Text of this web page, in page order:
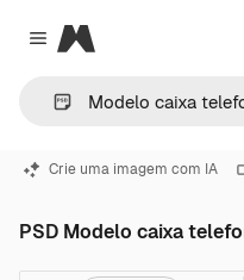
Close menu
Magnific
Crie uma imagem com IA
PSD Modelo caixa